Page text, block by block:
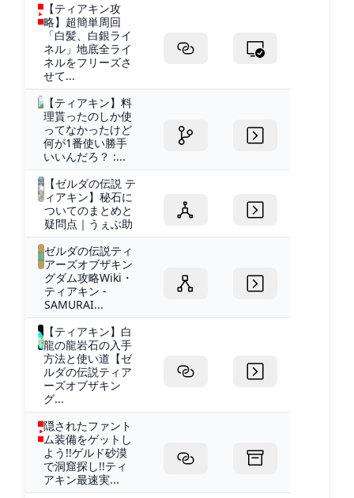
【ティアキン攻
略】超簡単周回
「白髪、白銀ライ
ネル」地底全ライ
ネルをフリーズさ
せて...
【ティアキン】料
理貰ったのしか使
ってなかったけど
何が1番使い勝手
いいんだろ？ :...
【ゼルダの伝説 テ
ィアキン】秘石に
ついてのまとめと
疑問点｜うぇぶ助
ゼルダの伝説ティ
アーズオブザキン
グダム攻略Wiki・
ティアキン -
SAMURAI...
【ティアキン】白
龍の龍岩石の入手
方法と使い道【ゼ
ルダの伝説ティア
ーズオブザキン
グ...
隠されたファント
ム装備をゲットし
よう!!ゲルド砂漠
で洞窟探し!!ティ
アキン最速実...